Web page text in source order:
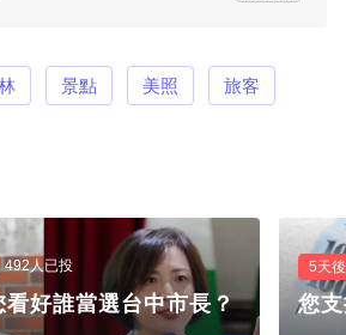
景點 美照 旅客
492人已投
好誰當選台中市長？
5天
您